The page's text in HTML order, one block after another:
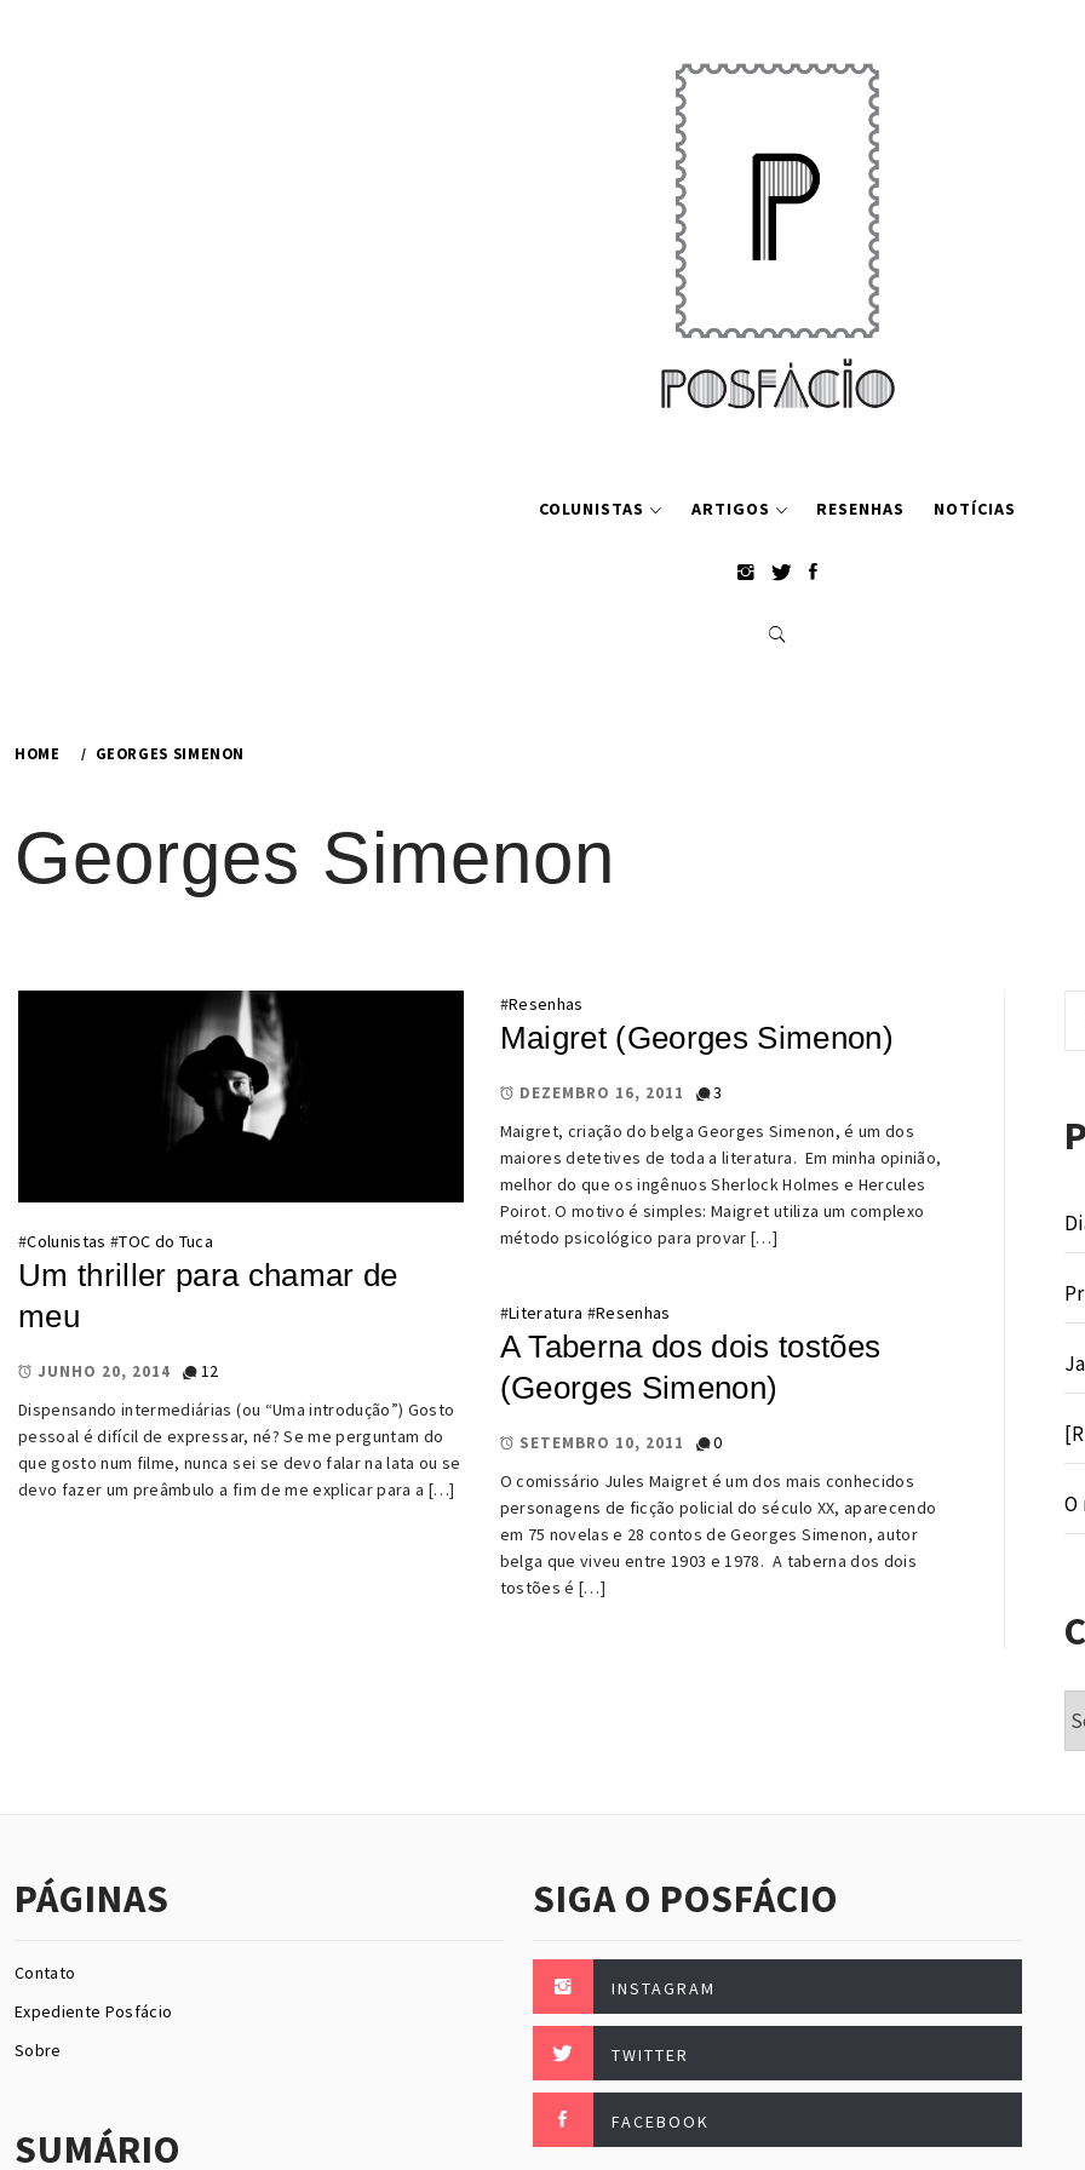
COLUNISTAS ARTIGOS RESENHAS NOTÍCIAS
HOME GEORGES SIMENON
Georges Simenon
#Colunistas #TOC do Tuca
Um thriller para chamar de
meu
JUNHO 20, 2014
12
Dispensando intermediárias (ou “Uma introdução”) Gosto
pessoal é difícil de expressar, né? Se me perguntam do
que gosto num filme, nunca sei se devo falar na lata ou se
devo fazer um preâmbulo a fim de me explicar para a […]
#Resenhas
Maigret (Georges Simenon)
DEZEMBRO 16, 2011
3
Maigret, criação do belga Georges Simenon, é um dos
maiores detetives de toda a literatura. Em minha opinião,
melhor do que os ingênuos Sherlock Holmes e Hercules
Poirot. O motivo é simples: Maigret utiliza um complexo
método psicológico para provar […]
#Literatura #Resenhas
A Taberna dos dois tostões
(Georges Simenon)
SETEMBRO 10, 2011
0
O comissário Jules Maigret é um dos mais conhecidos
personagens de ficção policial do século XX, aparecendo
em 75 novelas e 28 contos de Georges Simenon, autor
belga que viveu entre 1903 e 1978. A taberna dos dois
tostões é […]
O
PÁGINAS
Contato
Expediente Posfácio
Sobre
SUMÁRIO
SIGA O POSFÁCIO
INSTAGRAM
TWITTER
FACEBOOK